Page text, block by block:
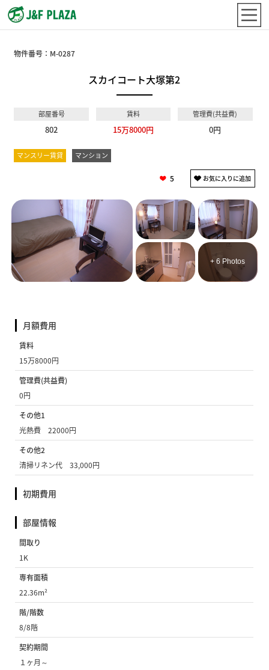
物件番号： M-0287
スカイコート大塚第2
部屋番号
802
賃料
15万8000円
管理費(共益費)
0円
マンスリー賃貸 マンション
5
+ 6 Photos
月額費用
賃料
15万8000円
管理費(共益費)
0円
その他1
光熱費 22000円
その他2
清掃リネン代 33,000円
初期費用
部屋情報
間取り
1K
専有面積
22.36m²
階/階数
8/8階
契約期間
１ヶ月～